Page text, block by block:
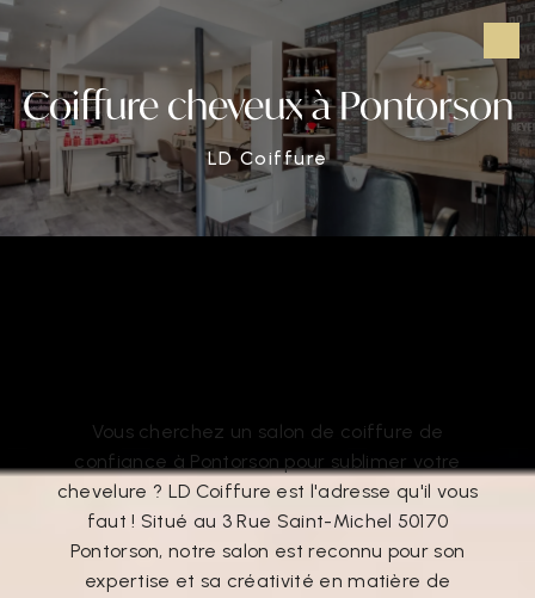
Coiffure cheveux à Pontorson
LD Coiffure
Vous cherchez un salon de coiffure de
confiance à Pontorson pour sublimer votre
chevelure ? LD Coiffure est l'adresse qu'il vous
faut ! Situé au 3 Rue Saint-Michel 50170
Pontorson, notre salon est reconnu pour son
expertise et sa créativité en matière de
Panneau de gestion des cookies